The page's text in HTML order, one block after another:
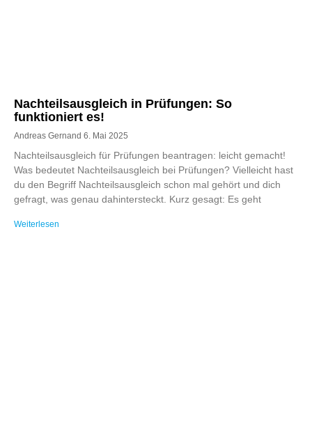
Nachteilsausgleich in Prüfungen: So
funktioniert es!
Andreas Gernand 6. Mai 2025
Nachteilsausgleich für Prüfungen beantragen: leicht gemacht!
Was bedeutet Nachteilsausgleich bei Prüfungen? Vielleicht hast
du den Begriff Nachteilsausgleich schon mal gehört und dich
gefragt, was genau dahintersteckt. Kurz gesagt: Es geht
Weiterlesen